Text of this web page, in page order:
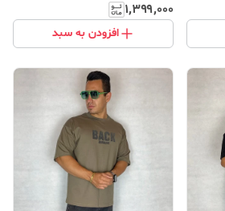
۱٬۳۹۹٬۰۰۰
افزودن به سبد